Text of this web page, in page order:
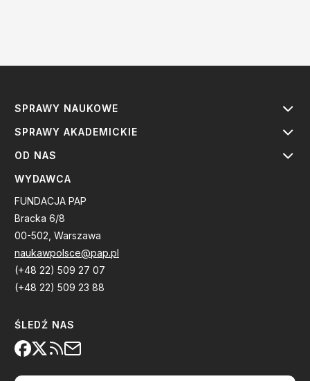
SPRAWY NAUKOWE
SPRAWY AKADEMICKIE
OD NAS
WYDAWCA
FUNDACJA PAP
Bracka 6/8
00-502, Warszawa
naukawpolsce@pap.pl
(+48 22) 509 27 07
(+48 22) 509 23 88
ŚLEDŹ NAS